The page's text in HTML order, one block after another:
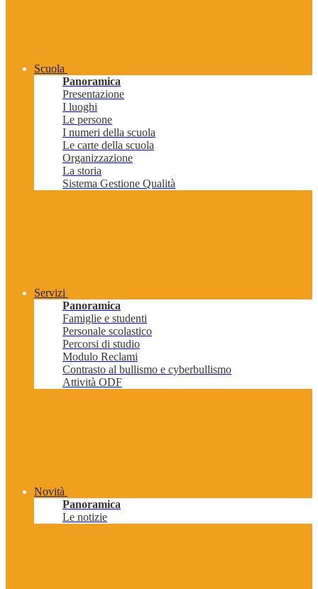
Scuola
Panoramica
Presentazione
I luoghi
Le persone
I numeri della scuola
Le carte della scuola
Organizzazione
La storia
Sistema Gestione Qualità
Servizi
Panoramica
Famiglie e studenti
Personale scolastico
Percorsi di studio
Modulo Reclami
Contrasto al bullismo e cyberbullismo
Attività ODF
Novità
Panoramica
Le notizie